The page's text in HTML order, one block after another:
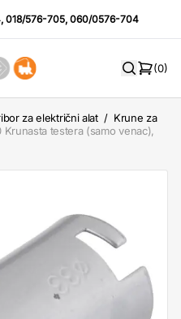
,018/576-705,060/0576-704
(0)
za električni alat / Krune za
testera (samo venac),